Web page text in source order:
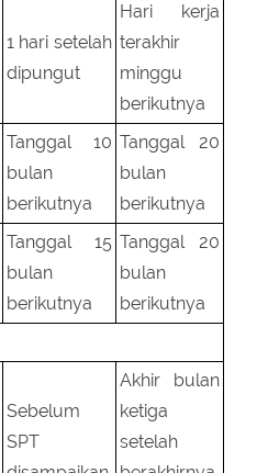
1 hari setelah
dipungut
Hari kerja
terakhir
minggu
berikutnya
Tanggal 10
bulan
berikutnya
Tanggal 20
bulan
berikutnya
Tanggal 15
bulan
berikutnya
Tanggal 20
bulan
berikutnya
Sebelum
SPT
Akhir bulan
ketiga
setelah